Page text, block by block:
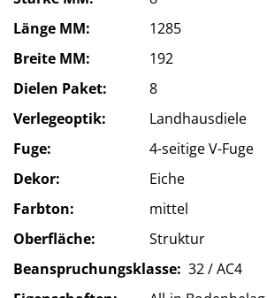
Länge MM
1285
Breite MM
192
Dielen Paket
8
Verlegeoptik
Landhausdiele
Fuge
4-seitige V-Fuge
Dekor
Eiche
Farbton
mittel
Oberfläche
Struktur
Beanspruchungsklasse 32 / AC4